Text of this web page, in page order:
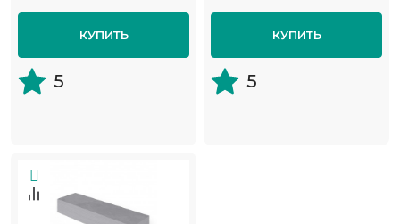
КУПИТЬ
5
КУПИТЬ
5